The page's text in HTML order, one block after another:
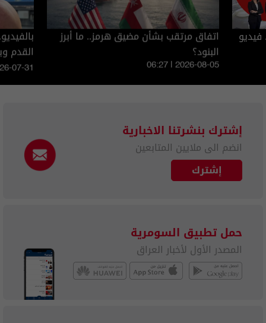
اتفاق مرتقب بشأن مضيق هرمز.. ما أبرز
البنود؟
06:27 | 2026-08-05
القدم
07-31
إشترك بنشرتنا الاخبارية
انضم الى ملايين المتابعين
إشترك
حمل تطبيق السومرية
المصدر الأول لأخبار العراق